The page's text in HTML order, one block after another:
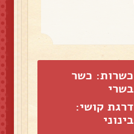
כשרות: כשר
בשרי
דרגת קושי:
בינוני